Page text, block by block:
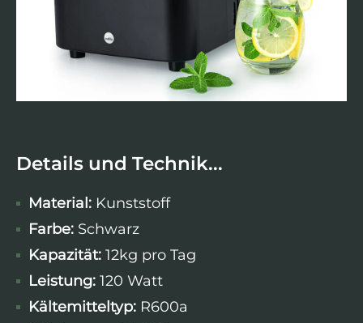
Details und Technik...
Material: Kunststoff
Farbe: Schwarz
Kapazität: 12kg pro Tag
Leistung: 120 Watt
Kältemitteltyp: R600a